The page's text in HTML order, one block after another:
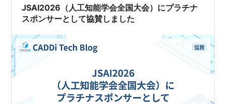
JSAI2026（人工知能学会全国大会）にプラチナ
スポンサーとして協賛しました